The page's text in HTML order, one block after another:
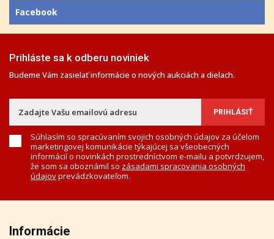
Facebook
Prihláste sa k odberu noviniek
Budeme Vám zasielať informácie o nových aukciách a dielach.
Súhlasím so spracúvaním svojich osobných údajov za účelom
marketingovej komunikácie týkajúcej sa všeobecných
informácií o novinkách prostredníctvom e-mailu a potvrdzujem,
že som sa oboznámil so zásadami spracovania osobných
údajovprevádzkovateľom.
Informácie